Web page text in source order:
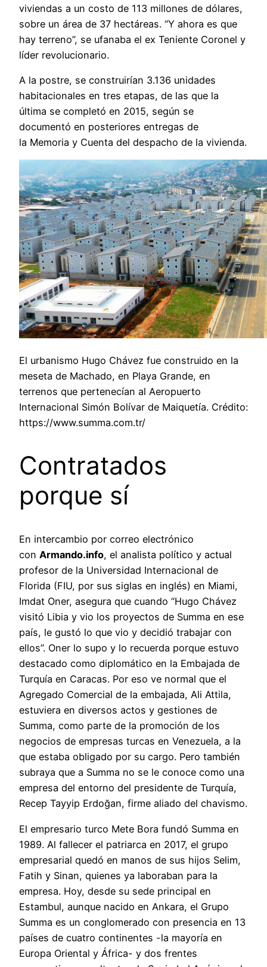
viviendas a un costo de 113 millones de dólares,
sobre un área de 37 hectáreas. “Y ahora es que
hay terreno”, se ufanaba el ex Teniente Coronel y
líder revolucionario.
A la postre, se construirían 3.136 unidades
habitacionales en tres etapas, de las que la
última se completó en 2015, según se
documentó en posteriores entregas de
la Memoria y Cuenta del despacho de la vivienda.
El urbanismo Hugo Chávez fue construido en la
meseta de Machado, en Playa Grande, en
terrenos que pertenecían al Aeropuerto
Internacional Simón Bolívar de Maiquetía. Crédito:
https://www.summa.com.tr/
Contratados
porque sí
En intercambio por correo electrónico
con Armando.info, el analista político y actual
profesor de la Universidad Internacional de
Florida (FIU, por sus siglas en inglés) en Miami,
Imdat Oner, asegura que cuando “Hugo Chávez
visitó Libia y vio los proyectos de Summa en ese
país, le gustó lo que vio y decidió trabajar con
ellos”. Oner lo supo y lo recuerda porque estuvo
destacado como diplomático en la Embajada de
Turquía en Caracas. Por eso ve normal que el
Agregado Comercial de la embajada, Ali Attila,
estuviera en diversos actos y gestiones de
Summa, como parte de la promoción de los
negocios de empresas turcas en Venezuela, a la
que estaba obligado por su cargo. Pero también
subraya que a Summa no se le conoce como una
empresa del entorno del presidente de Turquía,
Recep Tayyip Erdoğan, firme aliado del chavismo.
El empresario turco Mete Bora fundó Summa en
1989. Al fallecer el patriarca en 2017, el grupo
empresarial quedó en manos de sus hijos Selim,
Fatih y Sinan, quienes ya laboraban para la
empresa. Hoy, desde su sede principal en
Estambul, aunque nacido en Ankara, el Grupo
Summa es un conglomerado con presencia en 13
países de cuatro continentes -la mayoría en
Europa Oriental y África- y dos frentes